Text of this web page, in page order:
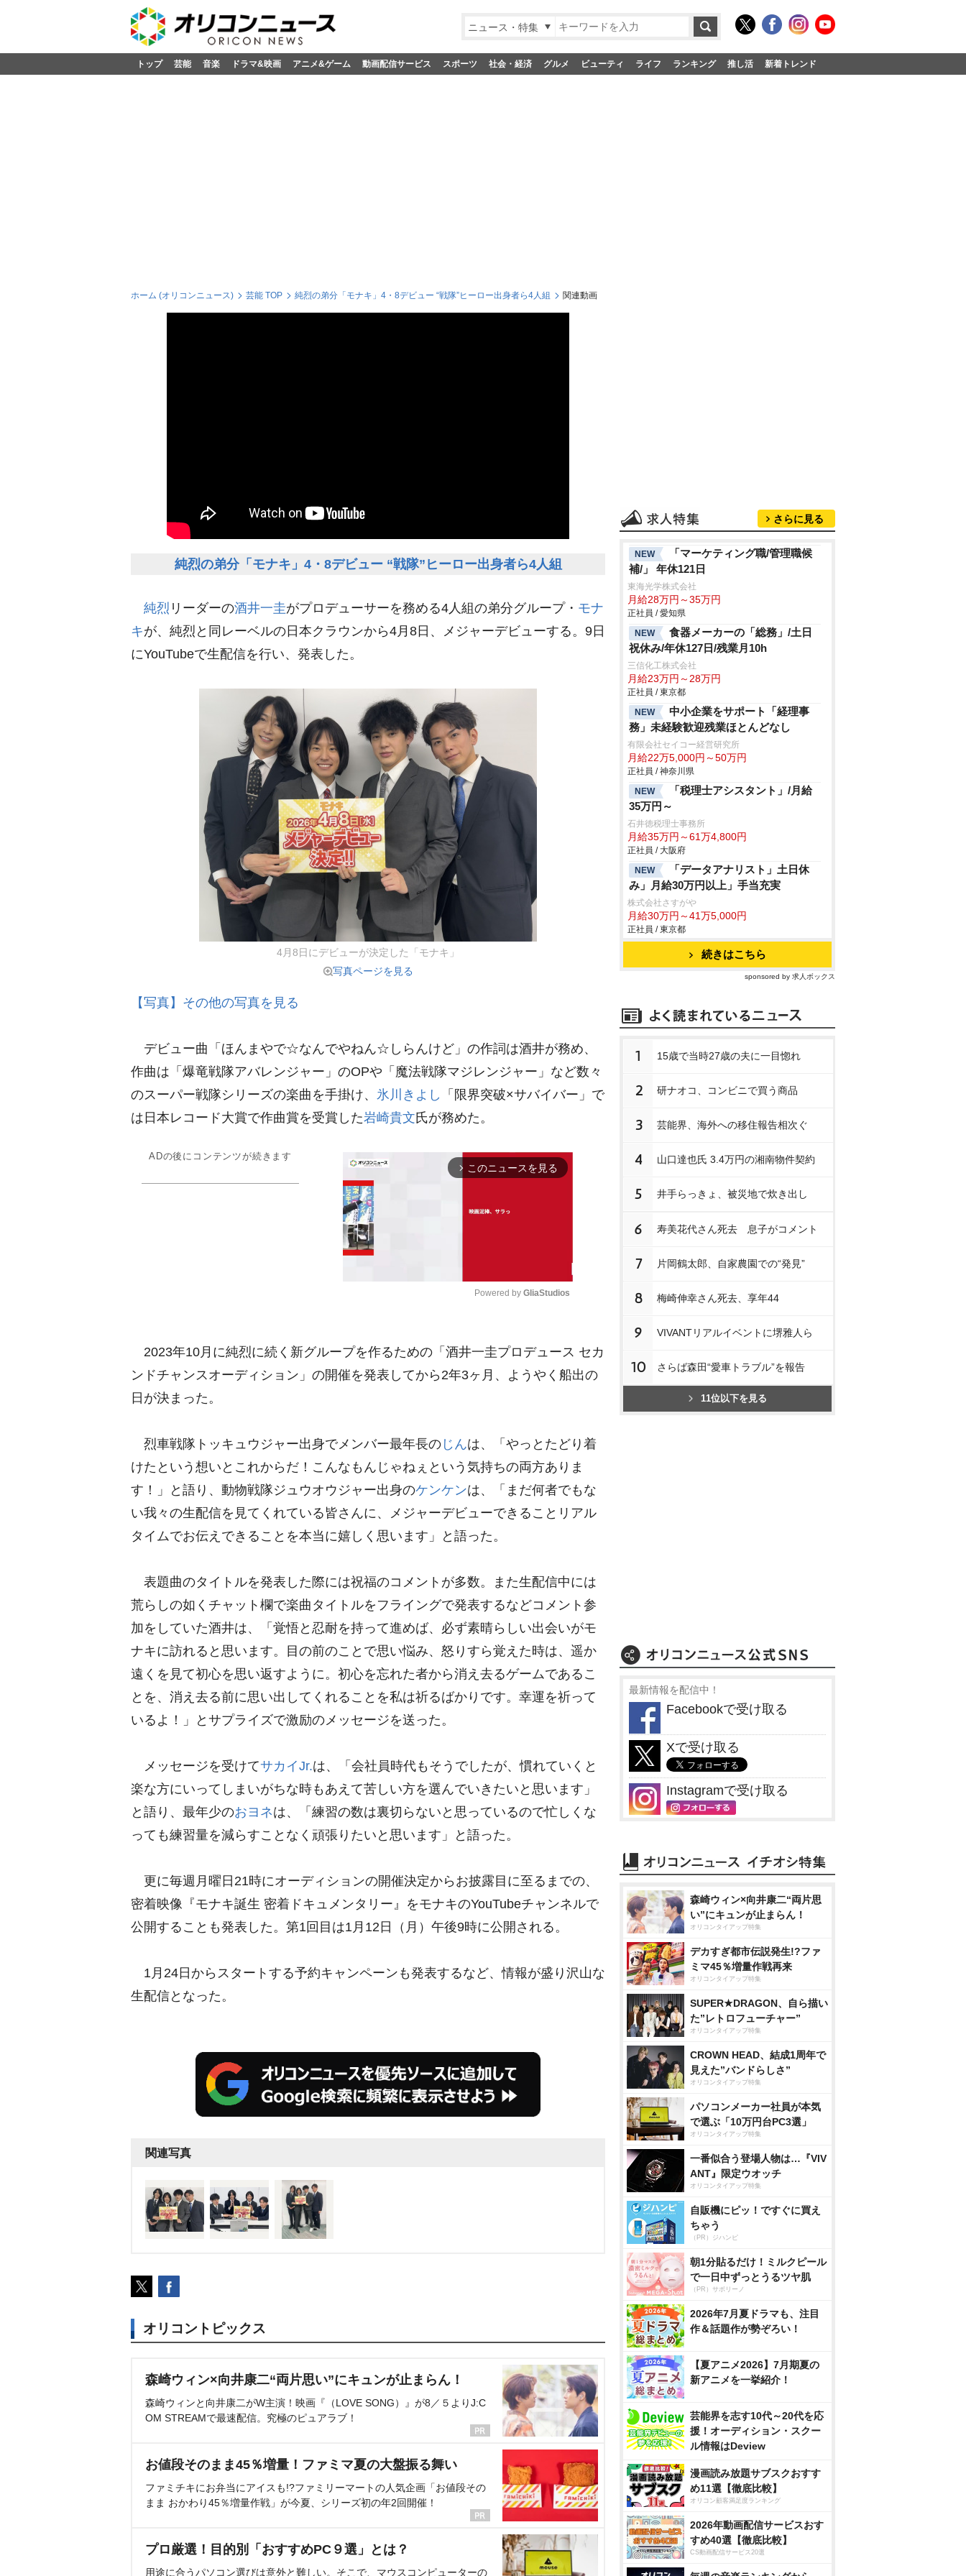
ニュース・特集
トップ 芸能 音楽 ドラマ&映画 アニメ&ゲーム 動画配信サービス スポーツ 社会・経済 グルメ ビューティ ライフ ランキング 推し活 新着トレンド
ホーム (オリコンニュース) 芸能 TOP 純烈の弟分「モナキ」4・8デビュー “戦隊”ヒーロー出身者ら4人組 関連動画
純烈の弟分「モナキ」4・8デビュー “戦隊”ヒーロー出身者ら4人組
純烈 リーダーの酒井一圭がプロデューサーを務める4人組の弟分グループ・ モナ
キが、純烈と同レーベルの日本クラウンから4月8日、メジャーデビューする。9日
にYouTubeで生配信を行い、発表した。
4月8日にデビューが決定した「モナキ」
写真ページを見る
【写真】その他の写真を見る
デビュー曲「ほんまやで☆なんでやねん☆しらんけど」の作詞は酒井が務め、
作曲は「爆竜戦隊アバレンジャー」のOPや「魔法戦隊マジレンジャー」など数々
のスーパー戦隊シリーズの楽曲を手掛け、 氷川きよし
「限界突破×サバイバー」で
は日本レコード大賞で作曲賞を受賞した崎貴文 氏が務めた。
ADの後にコンテンツが続きます
arrow_forward_ios このニュースを見る
u
Powered by GliaStudios
2023年10月に純烈に続く新グループを作るための「酒井一圭プロデュース セカ
ンドチャンスオーディション」の開催を発表してから2年3ヶ月、ようやく船出の
日が決まった。
烈車戦隊トッキュウジャー出身でメンバー最年長の じんは、「やっとたどり着
けたという想いとこれからだ！こんなもんじゃねぇという気持ちの両方ありま
す！」と語り、動物戦隊ジュウオウジャー出身のケンケンは、「まだ何者でもな
い我々の生配信を見てくれている皆さんに、メジャーデビューできることリアル
タイムでお伝えできることを本当に嬉しく思います」と語った。
表題曲のタイトルを発表した際には祝福のコメントが多数。また生配信中には
荒らしの如くチャット欄で楽曲タイトルをフライングで発表するなどコメント参
加をしていた酒井は、「覚悟と忍耐を持って進めば、必ず素晴らしい出会いがモ
ナキに訪れると思います。目の前のことで思い悩み、怒りすら覚えた時は、遥か
遠くを見て初心を思い返すように。初心を忘れた者から消え去るゲームであるこ
とを、消え去る前に思い出してくれることを私は祈るばかりです。幸運を祈って
いるよ！」とサプライズで激励のメッセージを送った。
メッセージを受けてサカイJr.は、「会社員時代もそうでしたが、慣れていくと
楽な方にいってしまいがちな時もあえて苦しい方を選んでいきたいと思います」
と語り、最年少のおヨネは、「練習の数は裏切らないと思っているので忙しくな
っても練習量を減らすことなく頑張りたいと思います」と語った。
更に毎週月曜日21時にオーディションの開催決定からお披露目に至るまでの、
密着映像『モナキ誕生 密着ドキュメンタリー』をモナキのYouTubeチャンネルで
公開することも発表した。第1回目は1月12日（月）午後9時に公開される。
1月24日からスタートする予約キャンペーンも発表するなど、情報が盛り沢山な
生配信となった。
関連写真
オリコントピックス
森崎ウィン×向井康二“両片思い”にキュンが止まらん！
森崎ウィンと向井康二がW主演！映画『（LOVE SONG）』が8／５よりJ:C
OM STREAMで最速配信。究極のピュアラブ！
お値段そのまま45％増量！ファミマ夏の大盤振る舞い
ファミチキにお弁当にアイスも!?ファミリーマートの人気企画「お値段その
まま おかわり45％増量作戦」が今夏、シリーズ初の年2回開催！
プロ厳選！目的別「おすすめPC９選」とは？
用途に合うパソコン選びは意外と難しい。そこで、マウスコンピューターの
さらに見る
NEW
「マーケティング職/管理職候
補/」 年休121日
東海光学株式会社
月給28万円～35万円
正社員 / 愛知県
NEW
食器メーカーの「総務」/土日
祝休み/年休127日/残業月10h
三信化工株式会社
月給23万円～28万円
正社員 / 東京都
NEW
中小企業をサポート「経理事
務」未経験歓迎残業ほとんどなし
有限会社セイコー経営研究所
月給22万5,000円～50万円
正社員 / 神奈川県
NEW
「税理士アシスタント」/月給
35万円～
石井徳税理士事務所
月給35万円～61万4,800円
正社員 / 大阪府
NEW
「データアナリスト」土日休
み」月給30万円以上」手当充実
株式会社さすが
月給30万円～41万5,000円
正社員 / 東京都
続きはこちら
sponsored by 求人ボックス
1 15歳で当時27歳の夫に一目惚れ
2 研ナオコ、コンビニで買う商品
3 芸能界、海外への移住報告相次ぐ
4 山口達也氏 3.4万円の湘南物件契約
5 井手らっきょ、被災地で炊き出し
6 寿美花代さん死去 息子がコメント
7 片岡鶴太郎、自家農園での“発見”
8 梅崎伸幸さん死去、享年44
9 VIVANTリアルイベントに堺雅人ら
10 さらば森田“愛車トラブル”を報告
11位以下を見る
最新情報を配信中！
Facebookで受け取る
Xで受け取る
Instagramで受け取る
森崎ウィン×向井康二“両片思
い”にキュンが止まらん！
オリコンタイアップ特集
デカすぎ都市伝説発生!?ファ
ミマ45％増量作戦再来
オリコンタイアップ特集
SUPER★DRAGON、自ら描い
た”レトロフューチャー”
オリコンタイアップ特集
CROWN HEAD、結成1周年で
見えた”バンドらしさ”
オリコンタイアップ特集
パソコンメーカー社員が本気
で選ぶ「10万円台PC3選」
オリコンタイアップ特集
一番似合う登場人物は…『VIV
ANT』限定ウオッチ
オリコンタイアップ特集
自販機にピッ！ですぐに買え
ちゃう
（PR）ジハンピ
朝1分貼るだけ！ミルクピール
で一日中ずっとうるツヤ肌
（PR）サボリーノ
2026年7月夏ドラマも、注目
作＆話題作が勢ぞろい！
【夏アニメ2026】7月期夏の
新アニメを一挙紹介！
芸能界を志す10代～20代を応
援！オーディション・スクー
ル情報はDeview
漫画読み放題サブスクおすす
め11選【徹底比較】
オリコン顧客満足度ランキング
2026年動画配信サービスおす
すめ40選【徹底比較】
CS動画配信サービス20選